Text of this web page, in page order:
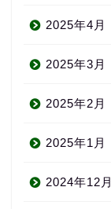
2025年4月
2025年3月
2025年2月
2025年1月
2024年12月